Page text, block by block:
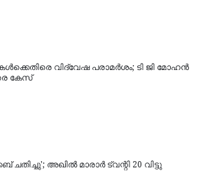
വിദ്വേഷ പരാമര്‍ശം; ടി ജി മോഹന്‍
കേസ്
അഖിൽ മാരാർ ട്വന്റി 20 വിട്ടു